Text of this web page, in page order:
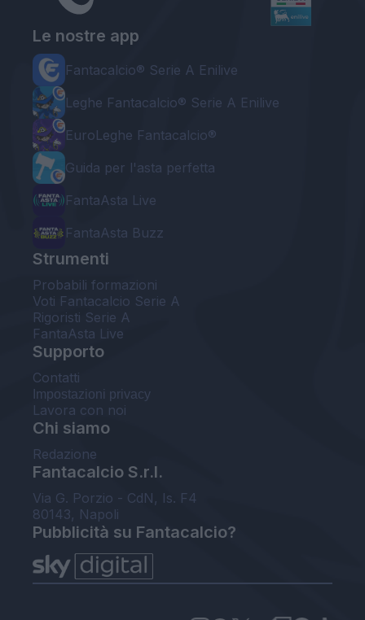
Le nostre app
Fantacalcio® Serie A Enilive
Leghe Fantacalcio® Serie A Enilive
EuroLeghe Fantacalcio®
Guida per l'asta perfetta
FantaAsta Live
FantaAsta Buzz
Strumenti
Probabili formazioni
Voti Fantacalcio Serie A
Rigoristi Serie A
FantaAsta Live
Supporto
Contatti
Impostazioni privacy
Lavora con noi
Chi siamo
Redazione
Fantacalcio S.r.l.
Via G. Porzio - CdN, Is. F4
80143, Napoli
Pubblicità su Fantacalcio?